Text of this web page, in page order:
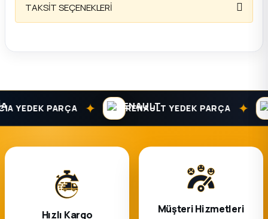
TAKSİT SEÇENEKLERİ
YEDEK PARÇA ✦ RENAULT YEDEK PARÇA ✦
Hızlı Kargo Müşteri Hizmetleri